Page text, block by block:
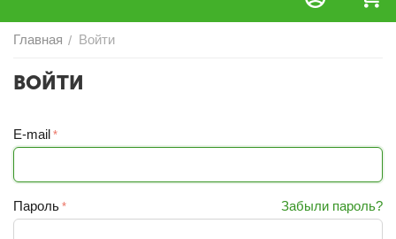
Главная / Войти
ВОЙТИ
E-mail
Пароль Забыли пароль?